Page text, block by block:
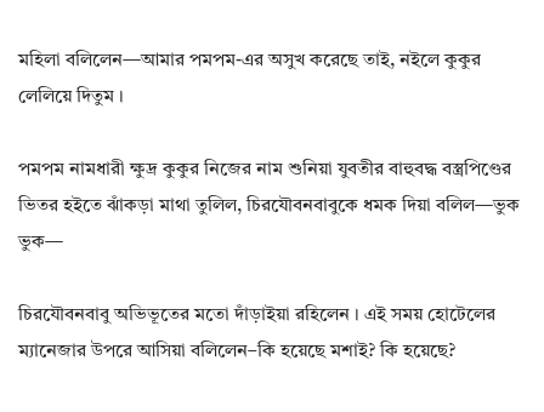
মহিলা বলিলেন—আমার পমপম-এর অসুখ করেছে তাই, নইলে কুকুর
লেলিয়ে দিতুম।
পমপম নামধারী ক্ষুদ্র কুকুর নিজের নাম শুনিয়া যুবতীর বাহুবদ্ধ বস্ত্রপিণ্ডের
ভিতর হইতে ঝাঁকড়া মাথা তুলিল, চিরযৌবনবাবুকে ধমক দিয়া বলিল—ভুক
ভুক—
চিরযৌবনবাবু অভিভূতের মতো দাঁড়াইয়া রহিলেন। এই সময় হোটেলের
ম্যানেজার উপরে আসিয়া বলিলেন–কি হয়েছে মশাই? কি হয়েছে?